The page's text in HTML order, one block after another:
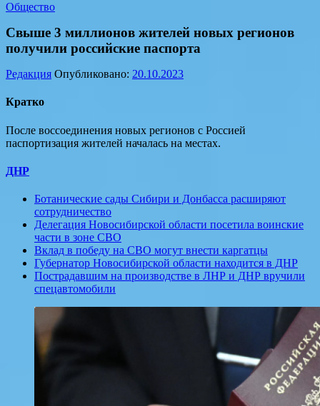
Общество
Свыше 3 миллионов жителей новых регионов
получили российские паспорта
Редакция Опубликовано: 20.10.2023
Кратко
После воссоединения новых регионов с Россией
паспортизация жителей началась на местах.
ДНР
Ботанические сады Сибири и Донбасса расширяют
сотрудничество
Делегация Новосибирской области посетила воинские
части в зоне СВО
Вклад в победу на СВО могут внести каргатцы
Губернатор Новосибирской области находится в ДНР
Пострадавшим на производстве в ЛНР и ДНР вручили
спецавтомобили